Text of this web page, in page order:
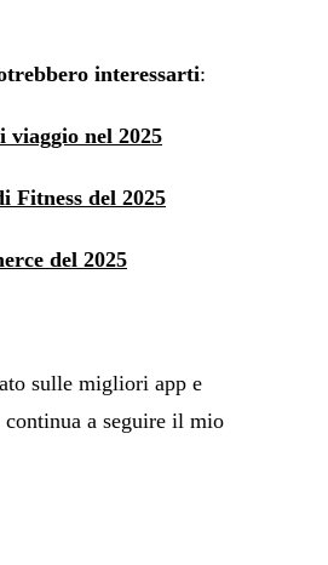
interessarti:
nel 2025
Fitness del 2025
del 2025
sulle migliori app e
continua a seguire il mio